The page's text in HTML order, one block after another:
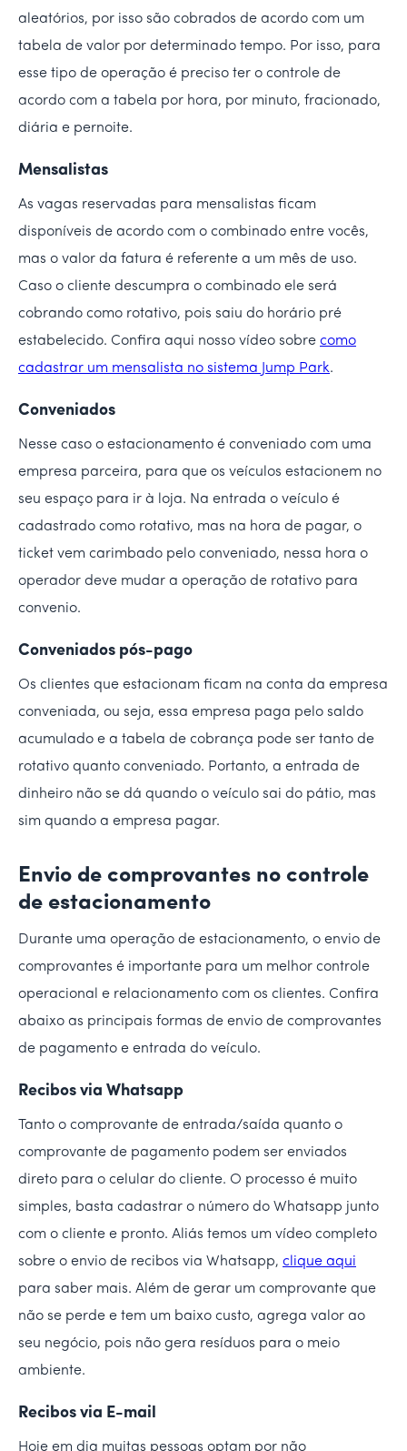
aleatórios, por isso são cobrados de acordo com um
tabela de valor por determinado tempo. Por isso, para
esse tipo de operação é preciso ter o controle de
acordo com a tabela por hora, por minuto, fracionado,
diária e pernoite.
Mensalistas
As vagas reservadas para mensalistas ficam
disponíveis de acordo com o combinado entre vocês,
mas o valor da fatura é referente a um mês de uso.
Caso o cliente descumpra o combinado ele será
cobrando como rotativo, pois saiu do horário pré
estabelecido. Confira aqui nosso vídeo sobre como
cadastrar um mensalista no sistema Jump Park.
Conveniados
Nesse caso o estacionamento é conveniado com uma
empresa parceira, para que os veículos estacionem no
seu espaço para ir à loja. Na entrada o veículo é
cadastrado como rotativo, mas na hora de pagar, o
ticket vem carimbado pelo conveniado, nessa hora o
operador deve mudar a operação de rotativo para
convenio.
Conveniados pós-pago
Os clientes que estacionam ficam na conta da empresa
conveniada, ou seja, essa empresa paga pelo saldo
acumulado e a tabela de cobrança pode ser tanto de
rotativo quanto conveniado. Portanto, a entrada de
dinheiro não se dá quando o veículo sai do pátio, mas
sim quando a empresa pagar.
Envio de comprovantes no controle
de estacionamento
Durante uma operação de estacionamento, o envio de
comprovantes é importante para um melhor controle
operacional e relacionamento com os clientes. Confira
abaixo as principais formas de envio de comprovantes
de pagamento e entrada do veículo.
Recibos via Whatsapp
Tanto o comprovante de entrada/saída quanto o
comprovante de pagamento podem ser enviados
direto para o celular do cliente. O processo é muito
simples, basta cadastrar o número do Whatsapp junto
com o cliente e pronto. Aliás temos um vídeo completo
sobre o envio de recibos via Whatsapp, clique aqui
para saber mais. Além de gerar um comprovante que
não se perde e tem um baixo custo, agrega valor ao
seu negócio, pois não gera resíduos para o meio
ambiente.
Recibos via E-mail
Hoje em dia muitas pessoas optam por não